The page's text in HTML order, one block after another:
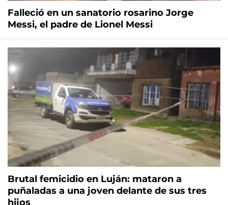
Falleció en un sanatorio rosarino Jorge
Messi, el padre de Lionel Messi
Brutal femicidio en Luján: mataron a
puñaladas a una joven delante de sus tres
hijos